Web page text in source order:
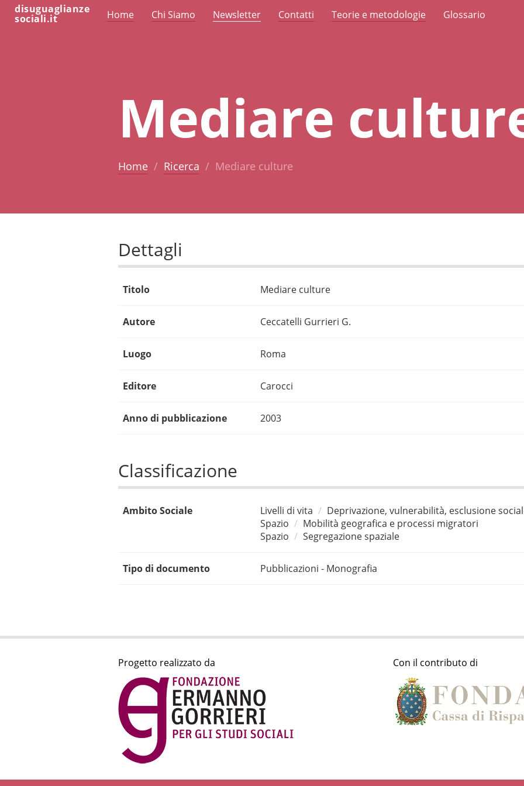
disuguaglianze
sociali.it Home Chi Siamo Newsletter Contatti Teorie e metodologie Glossario
Mediare
Home Ricerca Mediare culture
Dettagli
Titolo Mediare culture
Autore Ceccatelli Gurrieri G.
Luogo Roma
Editore Carocci
Anno di pubblicazione 2003
Classificazione
Ambito Sociale Livelli di vita
Deprivazione, vulnerabilità, esclusione
Spazio
Mobilità geografica e processi migratori
Spazio
Segregazione spaziale
Tipo di documento Pubblicazioni - Monografia
Progetto realizzato da Con il contributo di